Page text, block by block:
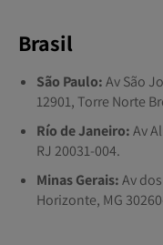
Brasil
São Paulo:Av São
12901, Torre Norte
Río de Janeiro:Av
RJ 20031-004.
Minas Gerais:Av
Horizonte, MG